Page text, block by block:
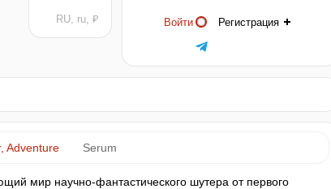
Войти Регистрация
RU, ru, ₽
Adventure Serum
мир научно-фантастического шутера от первого